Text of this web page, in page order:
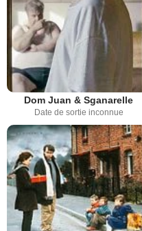
Dom Juan & Sganarelle
Date de sortie inconnue